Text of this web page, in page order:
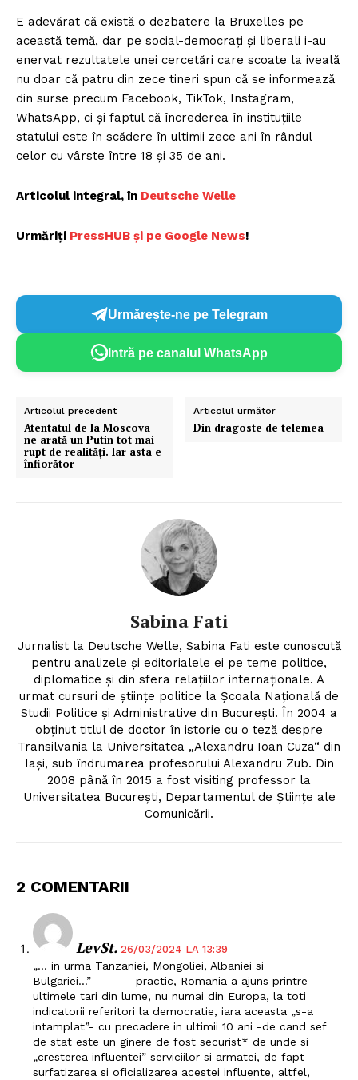
E adevărat că există o dezbatere la Bruxelles pe
această temă, dar pe social-democrați și liberali i-au
enervat rezultatele unei cercetări care scoate la iveală
nu doar că patru din zece tineri spun că se informează
din surse precum Facebook, TikTok, Instagram,
WhatsApp, ci și faptul că încrederea în instituțiile
statului este în scădere în ultimii zece ani în rândul
celor cu vârste între 18 și 35 de ani.
Articolul integral, în Deutsche Welle
Urmăriți PressHUB și pe Google News!
Urmărește-ne pe Telegram
Intră pe canalul WhatsApp
Articolul precedent
Atentatul de la Moscova
ne arată un Putin tot mai
rupt de realități. Iar asta e
înfiorător
Articolul următor
Din dragoste de telemea
Sabina Fati
Jurnalist la Deutsche Welle, Sabina Fati este cunoscută
pentru analizele şi editorialele ei pe teme politice,
diplomatice şi din sfera relaţiilor internaţionale. A
urmat cursuri de ştiinţe politice la Şcoala Naţională de
Studii Politice şi Administrative din Bucureşti. În 2004 a
obţinut titlul de doctor în istorie cu o teză despre
Transilvania la Universitatea „Alexandru Ioan Cuza“ din
Iaşi, sub îndrumarea profesorului Alexandru Zub. Din
2008 până în 2015 a fost visiting professor la
Universitatea Bucureşti, Departamentul de Ştiinţe ale
Comunicării.
2 COMENTARII
LevSt. 26/03/2024 LA 13:39
„… in urma Tanzaniei, Mongoliei, Albaniei si
Bulgariei…”___–___practic, Romania a ajuns printre
ultimele tari din lume, nu numai din Europa, la toti
indicatorii referitori la democratie, iara aceasta „s-a
intamplat”- cu precadere in ultimii 10 ani -de cand sef
de stat este un ginere de fost securist* de unde si
„cresterea influentei” serviciilor si armatei, de fapt
surfatizarea si oficializarea acestei influente, altfel,